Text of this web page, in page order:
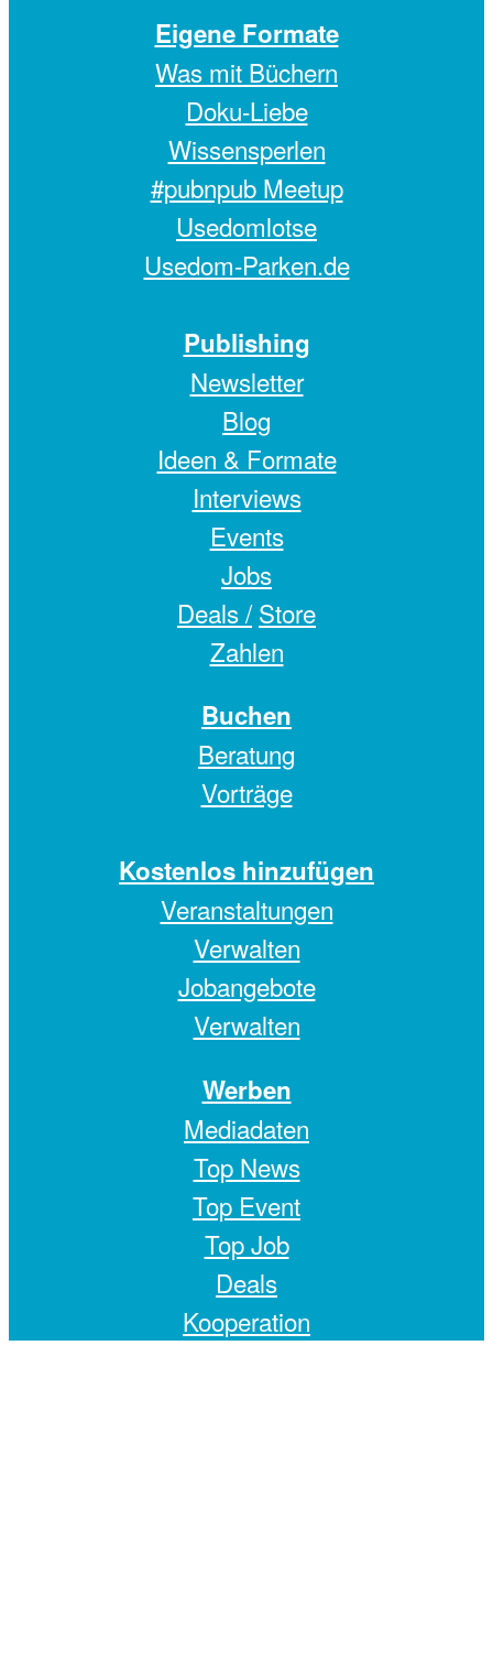
Eigene Formate
Was mit Büchern
Doku-Liebe
Wissensperlen
#pubnpub Meetup
Usedomlotse
Usedom-Parken.de
Publishing
Newsletter
Blog
Ideen & Formate
Interviews
Events
Jobs
Deals / Store
Zahlen
Buchen
Beratung
Vorträge
Kostenlos hinzufügen
Veranstaltungen
Verwalten
Jobangebote
Verwalten
Werben
Mediadaten
Top News
Top Event
Top Job
Deals
Kooperation